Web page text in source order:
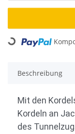
Loading...
Beschreibung
Mit den
Kordeln an
des